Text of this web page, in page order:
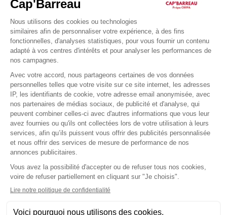
Sélectionner Des
Options
Formule estivale
intensive à Paris
2290,00€ 1717,50
Sélectionner Des
Formule annuelle
en ligne
2490,00€
Options